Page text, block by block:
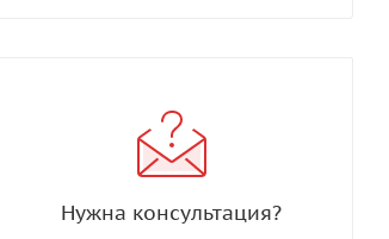
Нужна консультация?